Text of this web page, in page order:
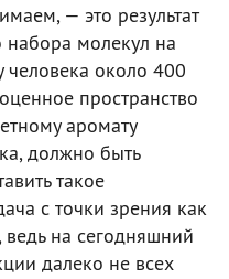
— это результат
набора молекул на
человека около 400
пространство
аромату
должно быть
такое
с точки зрения как
ведь на сегодняшний
далеко не всех